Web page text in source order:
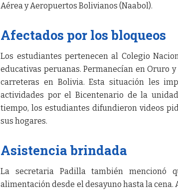
Aérea y Aeropuertos Bolivianos (Naabol).
Afectados por los bloqueos
Los estudiantes pertenecen al Colegio
educativas peruanas. Permanecían en Oruro
carreteras en Bolivia. Esta situación les
actividades por el Bicentenario de la
tiempo, los estudiantes difundieron videos
sus hogares.
Asistencia brindada
La secretaria Padilla también mencionó
alimentación desde el desayuno hasta la